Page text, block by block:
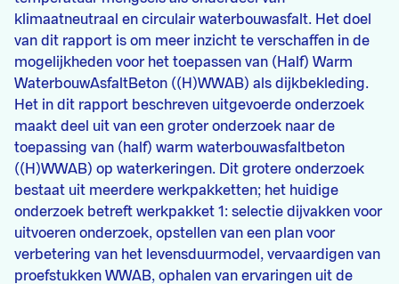
klimaatneutraal en circulair waterbouwasfalt. Het doel
van dit rapport is om meer inzicht te verschaffen in de
mogelijkheden voor het toepassen van (Half) Warm
WaterbouwAsfaltBeton ((H)WWAB) als dijkbekleding.
Het in dit rapport beschreven uitgevoerde onderzoek
maakt deel uit van een groter onderzoek naar de
toepassing van (half) warm waterbouwasfaltbeton
((H)WWAB) op waterkeringen. Dit grotere onderzoek
bestaat uit meerdere werkpakketten; het huidige
onderzoek betreft werkpakket 1: selectie dijvakken voor
uitvoeren onderzoek, opstellen van een plan voor
verbetering van het levensduurmodel, vervaardigen van
proefstukken WWAB, ophalen van ervaringen uit de